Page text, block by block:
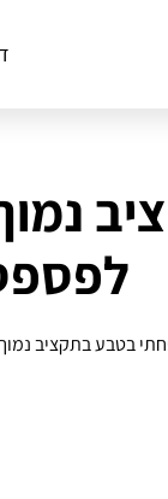
בטבע בתקציב